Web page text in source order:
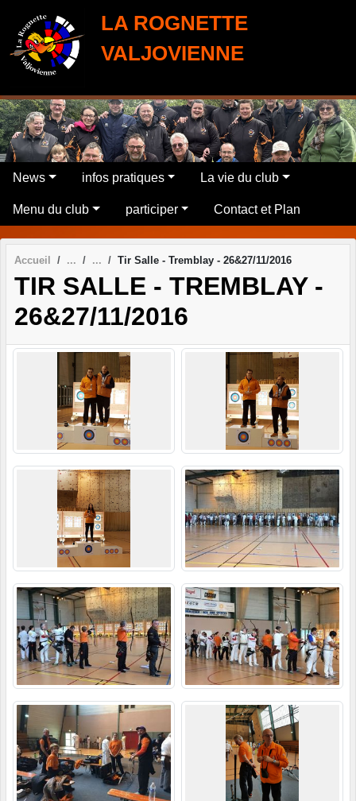
LA ROGNETTE
VALJOVIENNE
News infos pratiques La vie du club
Menu du club participer Contact et Plan
Accueil Tir Salle - Tremblay - 26&27/11/2016
TIR SALLE - TREMBLAY -
26&27/11/2016